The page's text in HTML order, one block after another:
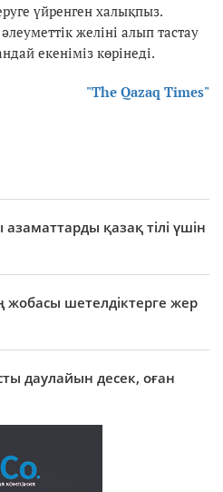
үйренген халықпыз.
желіні алып тастау
екеніміз көрінеді.
"The Qazaq Times"
қазақ тілі үшін
жобасы шетелдіктерге жер
даулайын десек, оған